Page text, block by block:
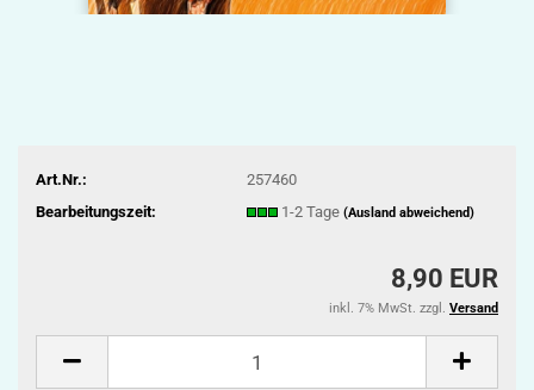
Art.Nr.:
257460
Bearbeitungszeit:
1-2 Tage (Ausland abweichend)
8,90 EUR
inkl. 7% MwSt. zzgl. Versand